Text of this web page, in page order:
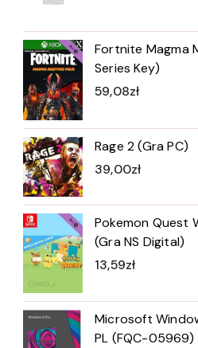
Fortnite Magma
Series Key)
59,08zł
Rage 2 (Gra PC)
39,00zł
Pokemon Quest
(Gra NS Digital)
13,59zł
Microsoft
PL (FQC-05969)